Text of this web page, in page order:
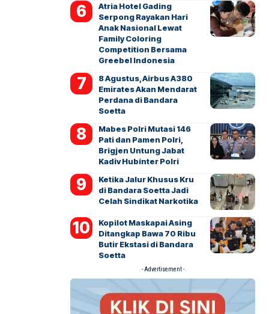
Atria Hotel Gading
Serpong Rayakan Hari
Anak Nasional Lewat
Family Coloring
Competition Bersama
Greebel Indonesia
8 Agustus, Airbus A380
Emirates Akan Mendarat
Perdana di Bandara
Soetta
Mabes Polri Mutasi 146
Pati dan Pamen Polri,
Brigjen Untung Jabat
Kadiv Hubinter Polri
Ketika Jalur Khusus Kru
di Bandara Soetta Jadi
Celah Sindikat Narkotika
Kopilot Maskapai Asing
Ditangkap Bawa 70 Ribu
Butir Ekstasi di Bandara
Soetta
- Advertisement -